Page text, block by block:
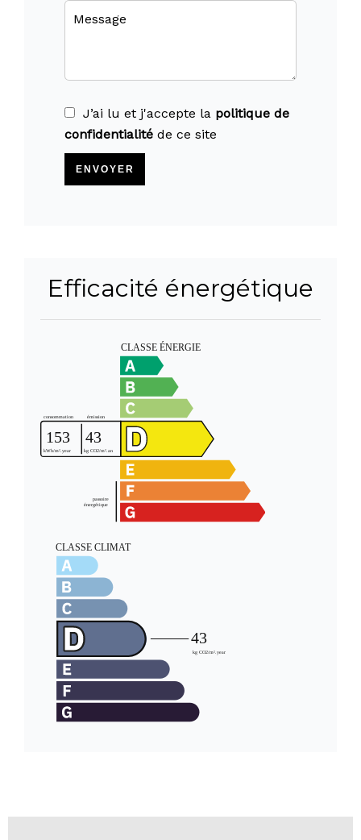
J’ai lu et j'accepte la politique de
confidentialité de ce site
ENVOYER
Efficacité énergétique